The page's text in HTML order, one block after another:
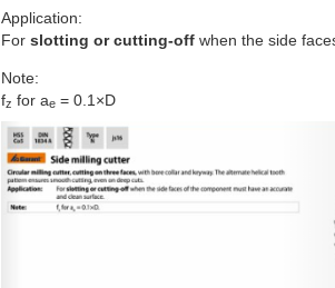
Application:
For slotting or cutting-offwhen the side
Note:
fz for ae= 0.1×D